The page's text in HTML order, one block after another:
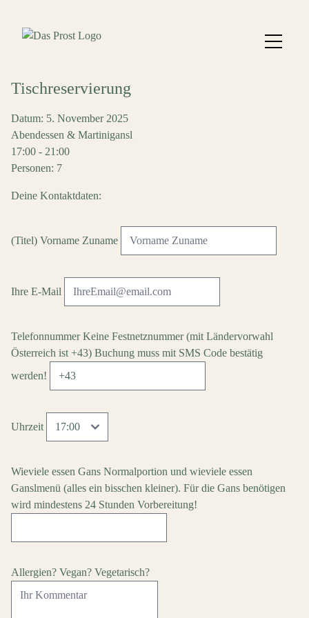
Tischreservierung
Datum: 5. November 2025
Abendessen & Martinigansl
17:00 - 21:00
Personen: 7
Deine Kontaktdaten:
(Titel) Vorname Zuname
Ihre E-Mail
TelefonnummerKeine Festnetznummer (mit Ländervorwahl
Österreich ist +43) Buchung muss mit SMS Code bestätig
werden!
Uhrzeit
Wieviele essen Gans Normalportion und wieviele essen
Ganslmenü (alles ein bisschen kleiner). Für die Gans benötigen
wird mindestens 24 Stunden Vorbereitung!
Allergien? Vegan? Vegetarisch?